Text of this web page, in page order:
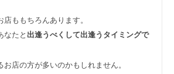
ももちろんあります。
なたと 出逢うべくして出逢うタイミングで
店の方が多いのかもしれません。